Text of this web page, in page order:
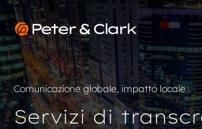
Vai al contenuto
Go to Peter & Clark
Comunicazione globale, impatto locale
Servizi di